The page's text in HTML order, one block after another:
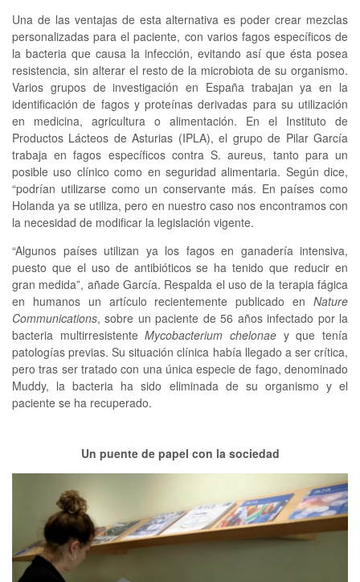
Una de las ventajas de esta alternativa es poder crear mezclas
personalizadas para el paciente, con varios fagos específicos de
la bacteria que causa la infección, evitando así que ésta posea
resistencia, sin alterar el resto de la microbiota de su organismo.
Varios grupos de investigación en España trabajan ya en la
identificación de fagos y proteínas derivadas para su utilización
en medicina, agricultura o alimentación. En el Instituto de
Productos Lácteos de Asturias (IPLA), el grupo de Pilar García
trabaja en fagos específicos contra S. aureus, tanto para un
posible uso clínico como en seguridad alimentaria. Según dice,
“podrían utilizarse como un conservante más. En países como
Holanda ya se utiliza, pero en nuestro caso nos encontramos con
la necesidad de modificar la legislación vigente.
“Algunos países utilizan ya los fagos en ganadería intensiva,
puesto que el uso de antibióticos se ha tenido que reducir en
gran medida”, añade García. Respalda el uso de la terapia fágica
en humanos un artículo recientemente publicado en Nature
Communications, sobre un paciente de 56 años infectado por la
bacteria multirresistenteMycobacterium chelonae y que tenía
patologías previas. Su situación clínica había llegado a ser crítica,
pero tras ser tratado con una única especie de fago, denominado
Muddy, la bacteria ha sido eliminada de su organismo y el
paciente se ha recuperado.
Un puente de papel con la sociedad